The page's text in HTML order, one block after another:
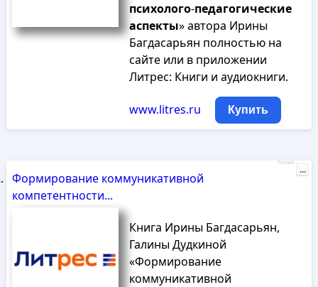
психолого-педагогические
аспекты» автора Ирины
Багдасарьян полностью на
сайте или в приложении
Литрес: Книги и аудиокниги.
www.litres.ru Купить
Формирование коммуникативной
компетентности...
Книга Ирины Багдасарьян,
Галины Дудкиной
«Формирование
коммуникативной
Реклама
...